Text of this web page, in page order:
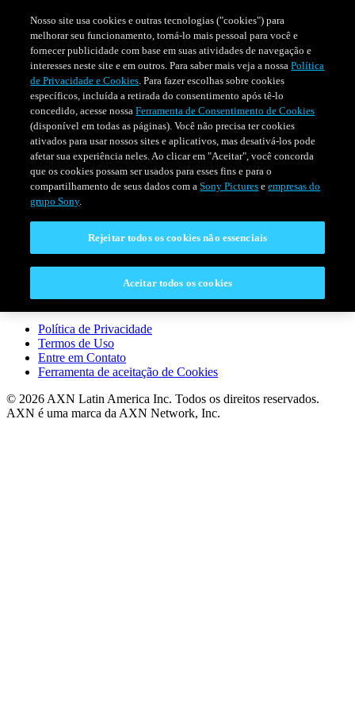
PROGRAMAÇÃO EVENTOS ESPECIAIS
CONECTAR
Entre em Contato
LEGAL
Política de Privacidade
Termos de Uso
Entre em Contato
Ferramenta de aceitação de Cookies
© 2026 AXN Latin America Inc. Todos os direitos reservados.
AXN é uma marca da AXN Network, Inc.
Nosso site usa cookies e outras tecnologias ("cookies") para
melhorar seu funcionamento, torná-lo mais pessoal para você e
fornecer publicidade com base em suas atividades de navegação e
interesses neste site e em outros. Para saber mais veja a nossaPolítica
de Privacidade e Cookies. Para fazer escolhas sobre cookies
específicos, incluída a retirada do consentimento após tê-lo
concedido, acesse nossaFerramenta de Consentimento de Cookies
(disponível em todas as páginas). Você não precisa ter cookies
ativados para usar nossos sites e aplicativos, mas desativá-los pode
afetar sua experiência neles. Ao clicar em "Aceitar", você concorda
que os cookies possam ser usados para esses fins e para o
compartilhamento de seus dados com aSony Pictures eempresas do
grupo Sony.
Rejeitar todos os cookies não essenciais
Aceitar todos os cookies